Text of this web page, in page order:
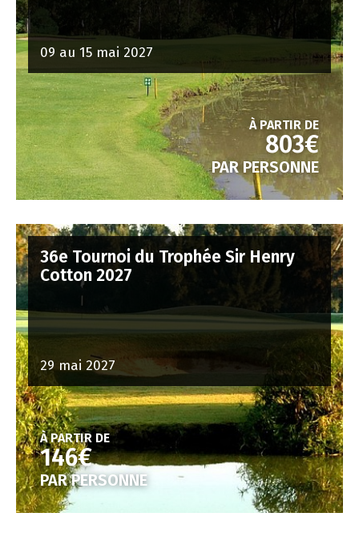
09 au 15 mai 2027
À PARTIR DE
803€
PAR PERSONNE
36e Tournoi du Trophée Sir Henry
Cotton 2027
29 mai 2027
À PARTIR DE
146€
PAR PERSONNE